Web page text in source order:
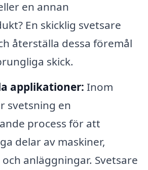
en annan
En skicklig svetsare
återställa dessa föremål
skick.
applikationer: Inom
svetsning en
process för att
delar av maskiner,
anläggningar. Svetsare